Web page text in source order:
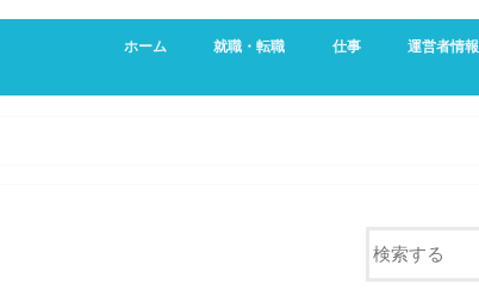
ホーム 就職・転職
新卒・就活生向け
20代向け転職サービス
仕事
営業
不動産業界
運営者情報